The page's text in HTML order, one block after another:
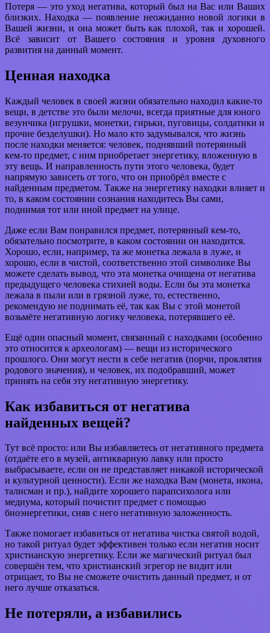
Потеря — это уход негатива, который был на Вас или Ваших
близких. Находка — появление неожиданно новой логики в
Вашей жизни, и она может быть как плохой, так и хорошей.
Всё зависит от Вашего состояния и уровня духовного
развития на данный момент.
Ценная находка
Каждый человек в своей жизни обязательно находил какие-то
вещи, в детстве это были мелочи, всегда приятные для юного
везунчика (игрушки, монетки, гирьки, пуговицы, солдатики и
прочие безделушки). Но мало кто задумывался, что жизнь
после находки меняется: человек, поднявший потерянный
кем-то предмет, с ним приобретает энергетику, вложенную в
эту вещь. И направленность пути этого человека, будет
напрямую зависеть от того, что он приобрёл вместе с
найденным предметом. Также на энергетику находки влияет и
то, в каком состоянии сознания находитесь Вы сами,
поднимая тот или иной предмет на улице.
Даже если Вам понравился предмет, потерянный кем-то,
обязательно посмотрите, в каком состоянии он находится.
Хорошо, если, например, та же монетка лежала в луже, и
хорошо, если в чистой, соответственно этой символике Вы
можете сделать вывод, что эта монетка очищена от негатива
предыдущего человека стихией воды. Если бы эта монетка
лежала в пыли или в грязной луже, то, естественно,
рекомендую не поднимать её, так как Вы с этой монетой
возьмёте негативную логику человека, потерявшего её.
Ещё один опасный момент, связанный с находками (особенно
это относится к археологам) — вещи из исторического
прошлого. Они могут нести в себе негатив (порчи, проклятия
родового значения), и человек, их подобравший, может
принять на себя эту негативную энергетику.
Как избавиться от негатива
найденных вещей?
Тут всё просто: или Вы избавляетесь от негативного предмета
(отдаёте его в музей, антикварную лавку или просто
выбрасываете, если он не представляет никакой исторической
и культурной ценности). Если же находка Вам (монета, икона,
талисман и пр.), найдите хорошего парапсихолога или
медиума, который почистит предмет с помощью
биоэнергетики, сняв с него негативную заложенность.
Также помогает избавиться от негатива чистка святой водой,
но такой ритуал будет эффективен только если негатив носит
христианскую энергетику. Если же магический ритуал был
совершён тем, что христианский эгрегор не видит или
отрицает, то Вы не сможете очистить данный предмет, и от
него лучше отказаться.
Не потеряли, а избавились